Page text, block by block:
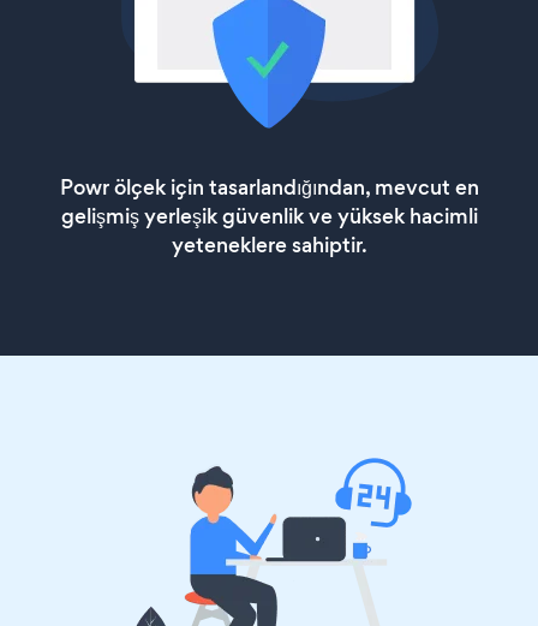
Powr ölçek için tasarlandığından, mevcut en
gelişmiş yerleşik güvenlik ve yüksek hacimli
yeteneklere sahiptir.